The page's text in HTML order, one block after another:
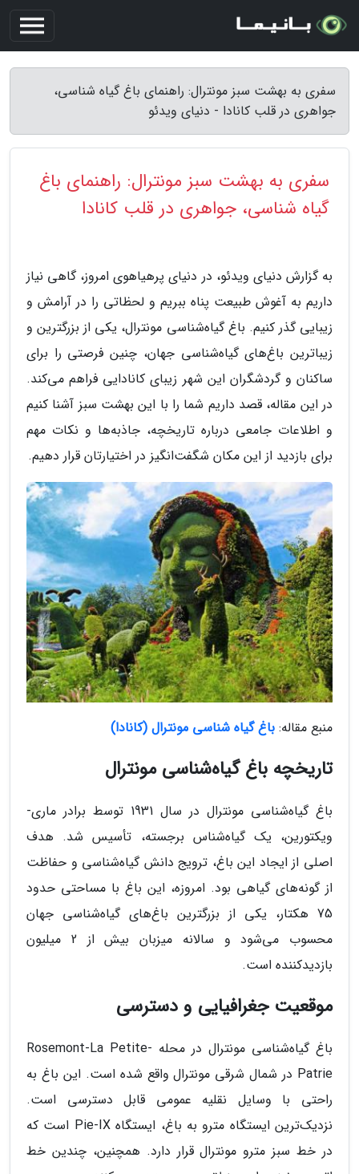
سفری به بهشت سبز مونترال: راهنمای باغ گیاه شناسی،
جواهری در قلب کانادا - دنیای ویدئو
سفری به بهشت سبز مونترال: راهنمای باغ
گیاه شناسی، جواهری در قلب کانادا
به گزارش دنیای ویدئو، در دنیای پرهیاهوی امروز، گاهی نیاز
داریم به آغوش طبیعت پناه ببریم و لحظاتی را در آرامش و
زیبایی گذر کنیم. باغ گیاه‌شناسی مونترال، یکی از بزرگترین و
زیباترین باغ‌های گیاه‌شناسی جهان، چنین فرصتی را برای
ساکنان و گردشگران این شهر زیبای کانادایی فراهم می‌کند.
در این مقاله، قصد داریم شما را با این بهشت سبز آشنا کنیم
و اطلاعات جامعی درباره تاریخچه، جاذبه‌ها و نکات مهم
برای بازدید از این مکان شگفت‌انگیز در اختیارتان قرار دهیم.
منبع مقاله: باغ گیاه شناسی مونترال (کانادا)
تاریخچه باغ گیاه‌شناسی مونترال
باغ گیاه‌شناسی مونترال در سال 1931 توسط برادر ماری-
ویکتورین، یک گیاه‌شناس برجسته، تأسیس شد. هدف
اصلی از ایجاد این باغ، ترویج دانش گیاه‌شناسی و حفاظت
از گونه‌های گیاهی بود. امروزه، این باغ با مساحتی حدود
75 هکتار، یکی از بزرگترین باغ‌های گیاه‌شناسی جهان
محسوب می‌شود و سالانه میزبان بیش از 2 میلیون
بازدیدکننده است.
موقعیت جغرافیایی و دسترسی
باغ گیاه‌شناسی مونترال در محله Rosemont-La Petite-
Patrie در شمال شرقی مونترال واقع شده است. این باغ به
راحتی با وسایل نقلیه عمومی قابل دسترسی است.
نزدیک‌ترین ایستگاه مترو به باغ، ایستگاه Pie-IX است که
در خط سبز مترو مونترال قرار دارد. همچنین، چندین خط